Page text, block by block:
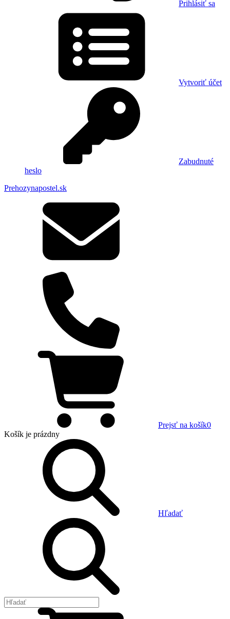
Prihlásiť sa
Vytvoriť účet
Zabudnuté
heslo
Prehozynapostel.sk
Prejsť na košík0
Košík je prázdny
Hľadať